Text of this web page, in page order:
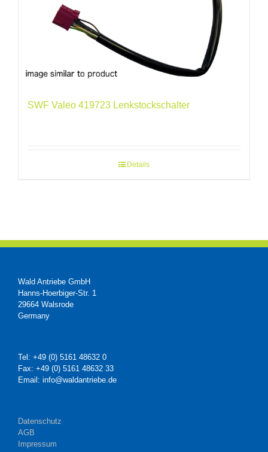
SWF Valeo 419723 Lenkstockschalter
Details
Wald Antriebe GmbH
Hanns-Hoerbiger-Str. 1
29664 Walsrode
Germany
Tel: +49 (0) 5161 48632 0
Fax: +49 (0) 5161 48632 33
Email: info@waldantriebe.de
Datenschutz
AGB
Impressum